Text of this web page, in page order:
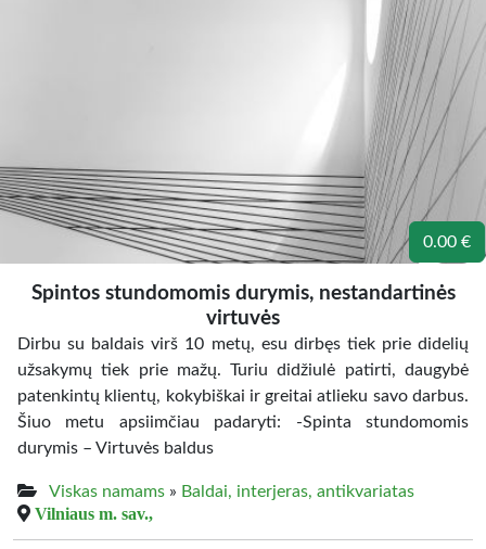
0.00 €
Spintos stundomomis durymis, nestandartinės
virtuvės
Dirbu su baldais virš 10 metų, esu dirbęs tiek prie didelių
užsakymų tiek prie mažų. Turiu didžiulė patirti, daugybė
patenkintų klientų, kokybiškai ir greitai atlieku savo darbus.
Šiuo metu apsiimčiau padaryti: -Spinta stundomomis
durymis – Virtuvės baldus
Viskas namams » Baldai, interjeras, antikvariatas
Vilniaus m. sav.,